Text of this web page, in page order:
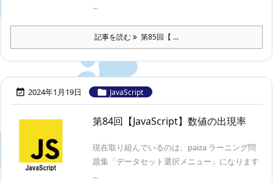
...
記事を読む 第85回【 ...
 2024年1月19日  JavaScript
第84回【JavaScript】数値の出現率
現在取り組んでいるのは、paiza ラーニング問
題集「データセット選択メニュー」になります
...